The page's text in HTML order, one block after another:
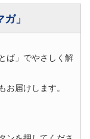
」
ば」でやさしく解
お届けします。